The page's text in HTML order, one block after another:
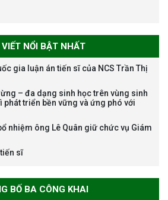
Nguyễn Thế Thông
Thông báo chương trình học
NỔI BẬT NHẤT
gia luận án tiến sĩ của NCS Trần Thị
– đa dạng sinh học trên vùng sinh
phát triển bền vững và ứng phó với
nhiệm ông Lê Quân giữ chức vụ Giám
sĩ
BỐ BA CÔNG KHAI